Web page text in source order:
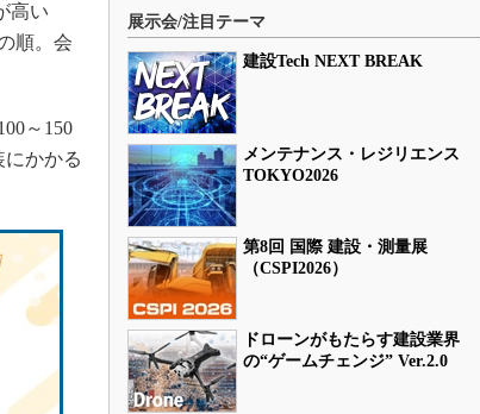
高い
順。会
～150
かかる
展示会/注目テーマ
建設Tech NEXT BREAK
メンテナンス・レジリエンス
TOKYO2026
第8回 国際 建設・測量展
（CSPI2026）
ドローンがもたらす建設業界
の“ゲームチェンジ” Ver.2.0